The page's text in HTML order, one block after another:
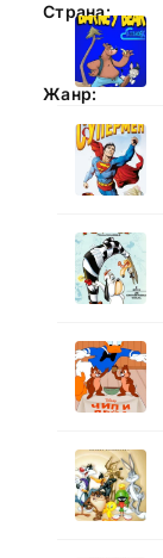
Страна:
Жанр: